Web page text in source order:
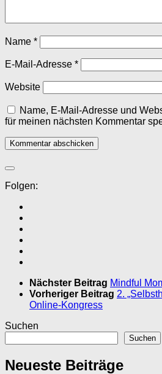
Name *
E-Mail-Adresse *
Website
Name, E-Mail-Adresse und
für meinen nächsten Kommentar
Folgen:
Nächster Beitrag Mindful
Vorheriger Beitrag 2.
Online-Kongress
Suchen
Suchen
Neueste Beiträge